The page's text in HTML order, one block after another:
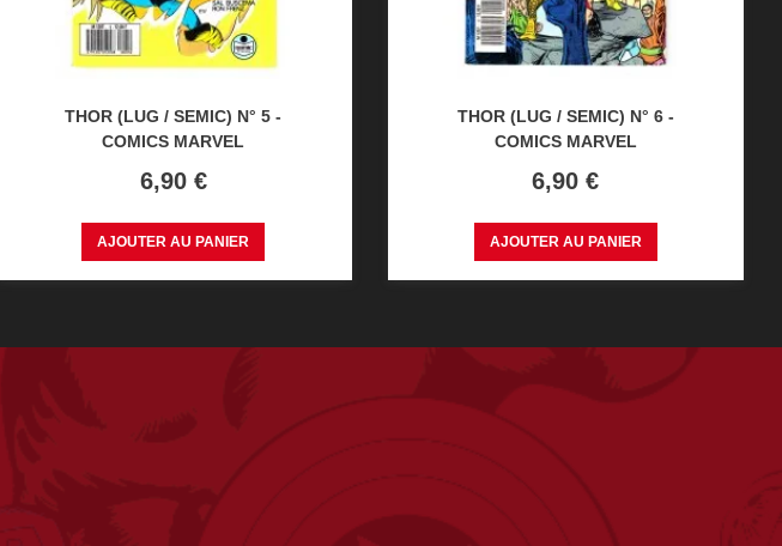
THOR (LUG / SEMIC) N° 5 -
COMICS MARVEL
Prix
6,90 €
AJOUTER AU PANIER
THOR (LUG / SEMIC) N° 6 -
COMICS MARVEL
Prix
6,90 €
AJOUTER AU PANIER